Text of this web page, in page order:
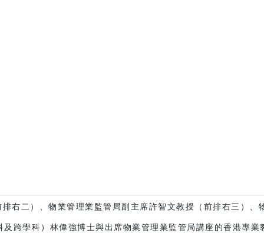
右二）、物業管理業監管局副主席許智文教授（前排右三）
及跨學科）林偉強博士與出席物業管理業監管局講座的香港專業